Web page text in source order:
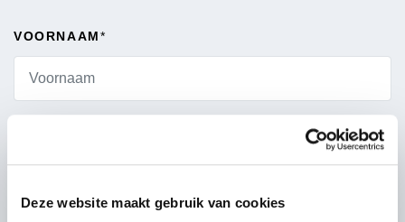
Deze website maakt gebruik van cookies
VOORNAAM*